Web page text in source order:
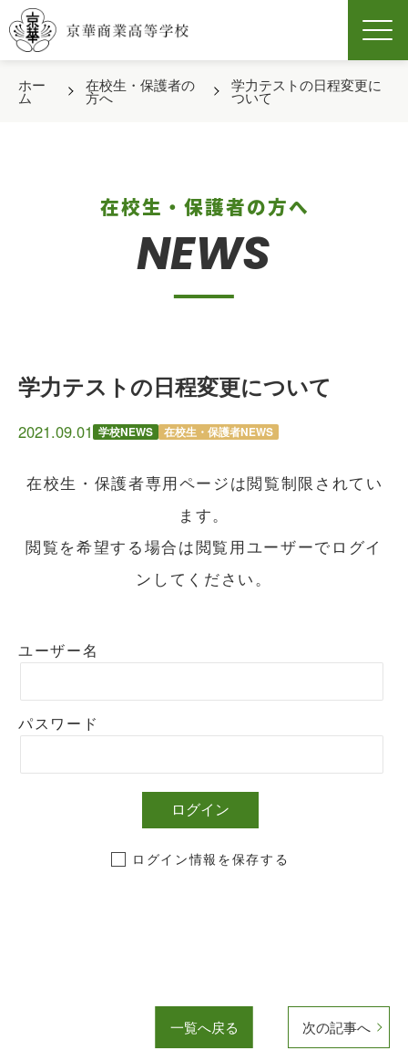
ホー
ム
在校生・保護者の
方へ
学力テストの日程変更に
ついて
在校生・保護者の方へ
NEWS
学力テストの日程変更について
2021.09.01 学校NEWS 在校生・保護者NEWS
在校生・保護者専用ページは閲覧制限されてい
ます。
閲覧を希望する場合は閲覧用ユーザーでログイ
ンしてください。
ユーザー名
パスワード
ログイン情報を保存する
一覧へ戻る 次の記事へ